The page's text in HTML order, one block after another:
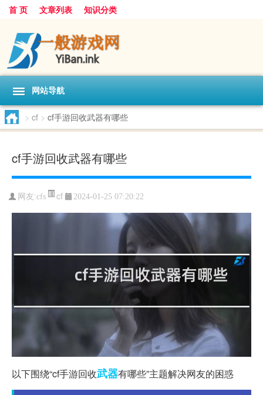
首 页 文章列表 知识分类
网站导航
> cf > cf手游回收武器有哪些
cf手游回收武器有哪些
网友:cfs cf 2024-01-25 07:20:22
以下围绕“cf手游回收武器有哪些”主题解决网友的困惑